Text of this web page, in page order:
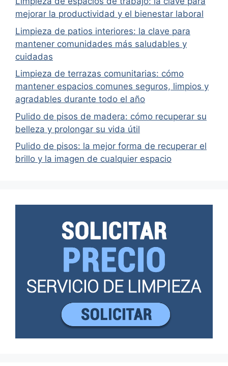
mejorar la productividad y el bienestar laboral
Limpieza de patios interiores: la clave para
mantener comunidades más saludables y
cuidadas
Limpieza de terrazas comunitarias: cómo
mantener espacios comunes seguros, limpios y
agradables durante todo el año
Pulido de pisos de madera: cómo recuperar su
belleza y prolongar su vida útil
Pulido de pisos: la mejor forma de recuperar el
brillo y la imagen de cualquier espacio